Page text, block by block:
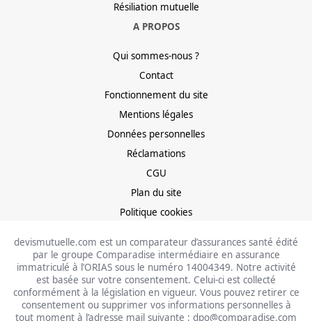
Résiliation mutuelle
A PROPOS
Qui sommes-nous ?
Contact
Fonctionnement du site
Mentions légales
Données personnelles
Réclamations
CGU
Plan du site
Politique cookies
devismutuelle.com est un comparateur d’assurances santé édité
par le groupe Comparadise intermédiaire en assurance
immatriculé à l’ORIAS sous le numéro 14004349. Notre activité
est basée sur votre consentement. Celui-ci est collecté
conformément à la législation en vigueur. Vous pouvez retirer ce
consentement ou supprimer vos informations personnelles à
tout moment à l’adresse mail suivante : dpo@comparadise.com